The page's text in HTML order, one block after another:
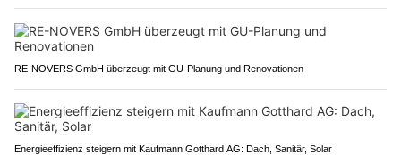
RE-NOVERS GmbH überzeugt mit GU-Planung und Renovationen
Energieeffizienz steigern mit Kaufmann Gotthard AG: Dach, Sanitär, Solar